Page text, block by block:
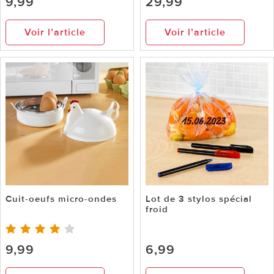
Voir l’article Voir l’article
Cuit-oeufs micro-ondes
9,99
Lot de 3 stylos spécial
froid
6,99